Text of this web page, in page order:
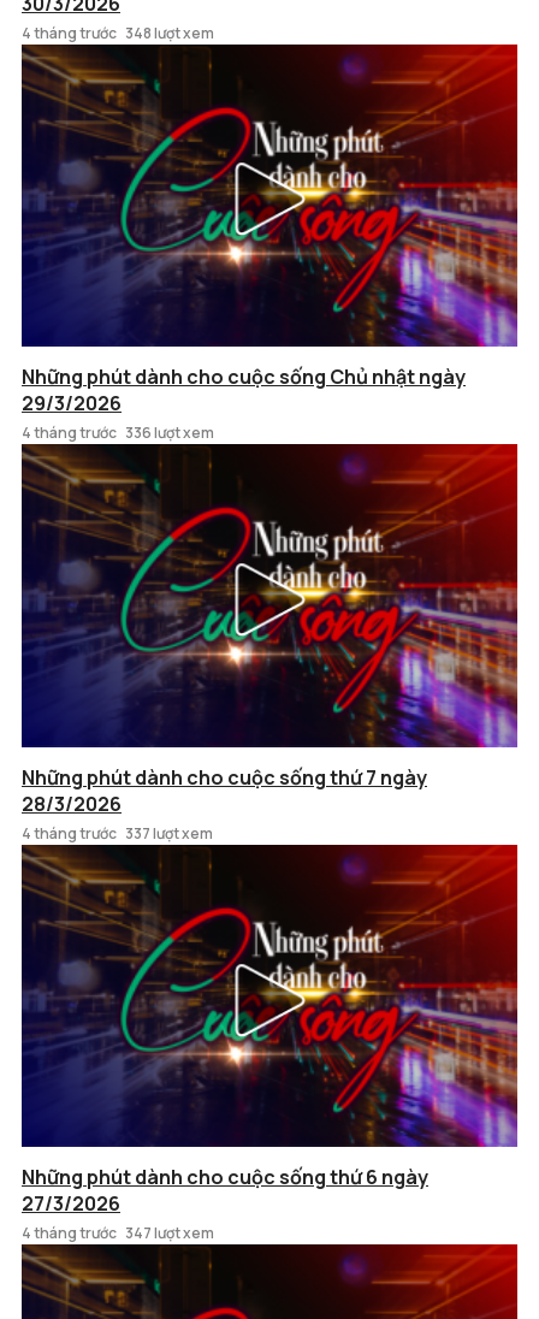
4 tháng trước 348 lượt xem
Những phút dành cho cuộc sống Chủ nhật ngày
29/3/2026
4 tháng trước 336 lượt xem
Những phút dành cho cuộc sống thứ 7 ngày
28/3/2026
4 tháng trước 337 lượt xem
Những phút dành cho cuộc sống thứ 6 ngày
27/3/2026
4 tháng trước 347 lượt xem